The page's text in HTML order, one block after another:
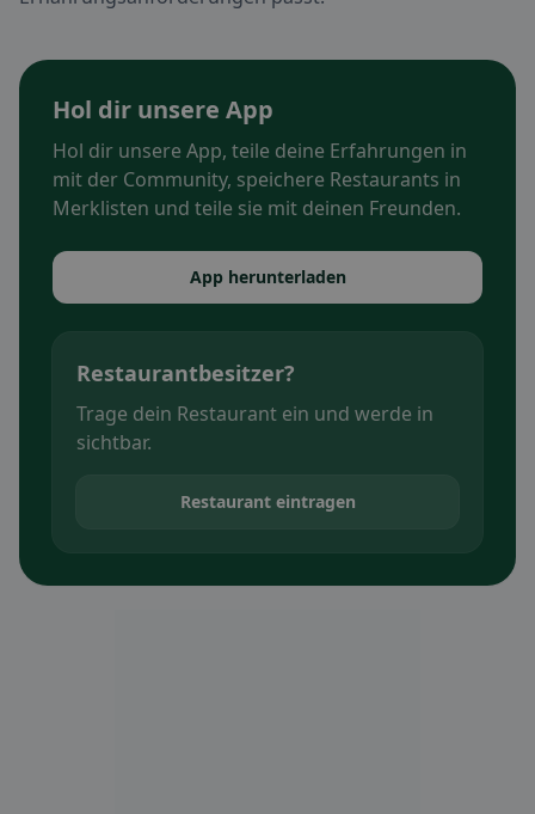
Hol dir unsere App
Hol dir unsere App, teile deine Erfahrungen in
mit der Community, speichere Restaurants in
Merklisten und teile sie mit deinen Freunden.
App herunterladen
Restaurantbesitzer?
Trage dein Restaurant ein und werde in
sichtbar.
Restaurant eintragen